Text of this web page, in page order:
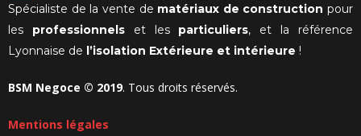
Spécialiste de la vente de matériaux de construction pour
les professionnelset les particuliers, et la référence
Lyonnaise de l’isolation Extérieure et intérieure !
BSM Negoce © 2019. Tous droits réservés.
Mentions légales